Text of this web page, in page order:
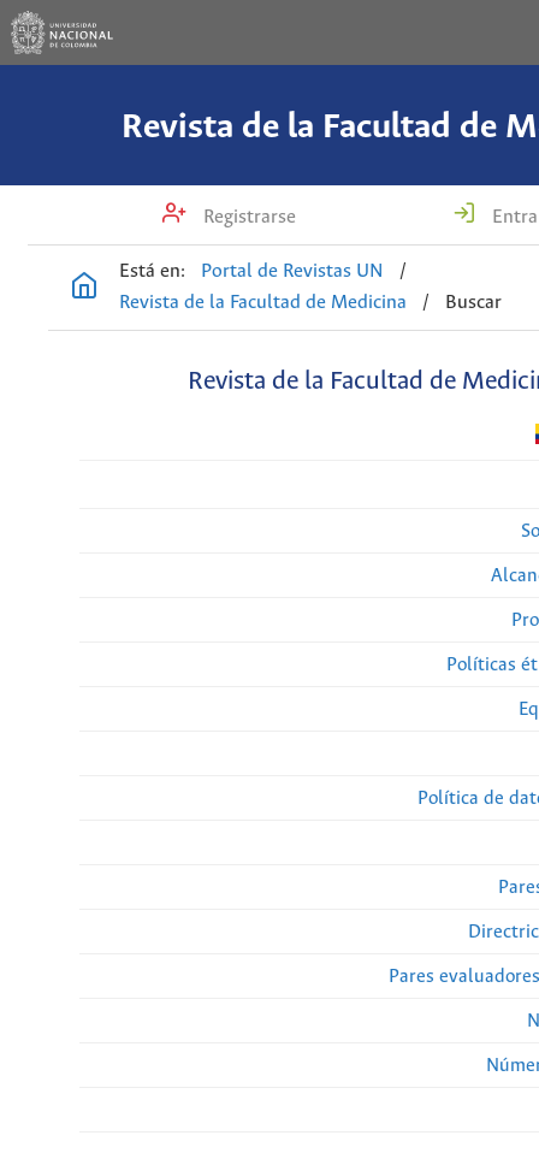
Revista de la Facultad de
Registrarse
Está en: Portal de Revistas UN
/
Revista de la Facultad de Medicina
/ Buscar
Revista de la Facultad de
Políticas
Política de
Pares